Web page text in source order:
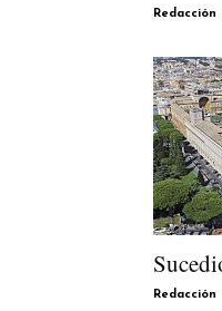
Redacción
Redacción